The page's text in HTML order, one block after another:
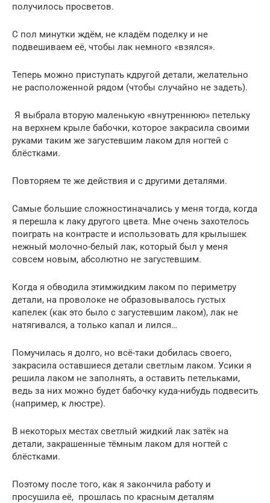
получилось просветов.
С пол минутки ждём, не кладём поделку и не
подвешиваем её, чтобы лак немного «взялся».
Теперь можно приступать кдругой детали, желательно
не расположенной рядом (чтобы случайно не задеть).
Я выбрала вторую маленькую «внутреннюю» петельку
на верхнем крыле бабочки, которое закрасила своими
руками таким же загустевшим лаком для ногтей с
блёстками.
Повторяем те же действия и с другими деталями.
Самые большие сложностиначались у меня тогда, когда
я перешла к лаку другого цвета. Мне очень захотелось
поиграть на контрасте и использовать для крылышек
нежный молочно-белый лак, который был у меня
совсем новым, абсолютно не загустевшим.
Когда я обводила этимжидким лаком по периметру
детали, на проволоке не образовывалось густых
капелек (как это было с загустевшим лаком), лак не
натягивался, а только капал и лился…
Помучилась я долго, но всё-таки добилась своего,
закрасила оставшиеся детали светлым лаком. Усики я
решила лаком не заполнять, а оставить петельками,
ведь за них можно будет бабочку куда-нибудь подвесить
(например, к люстре).
В некоторых местах светлый жидкий лак затёк на
детали, закрашенные тёмным лаком для ногтей с
блёстками.
Поэтому после того, как я закончила работу и
просушила её, прошлась по красным деталям